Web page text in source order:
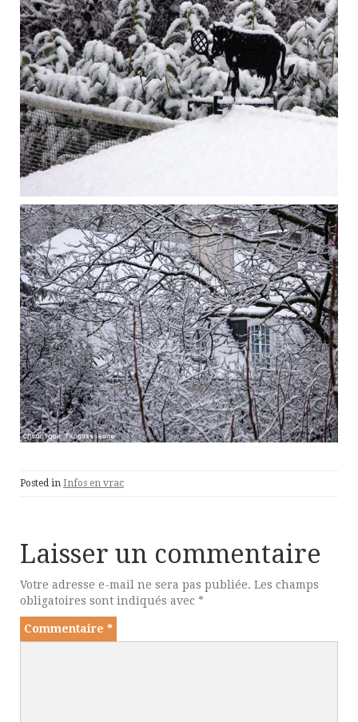
Posted in Infos en vrac
Laisser un commentaire
Votre adresse e-mail ne sera pas publiée. Les champs
obligatoires sont indiqués avec *
Commentaire *